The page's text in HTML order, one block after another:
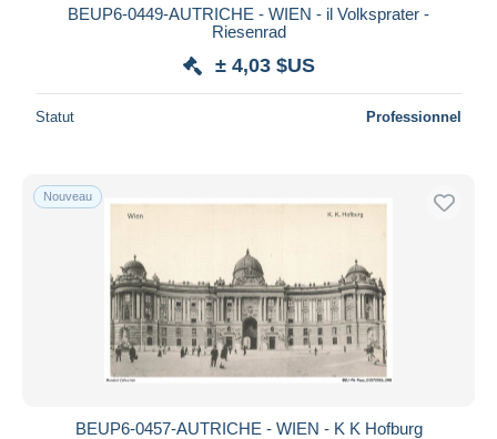
BEUP6-0449-AUTRICHE - WIEN - il Volksprater -
Riesenrad
± 4,03 $US
Statut Professionnel
Nouveau
BEUP6-0457-AUTRICHE - WIEN - K K Hofburg